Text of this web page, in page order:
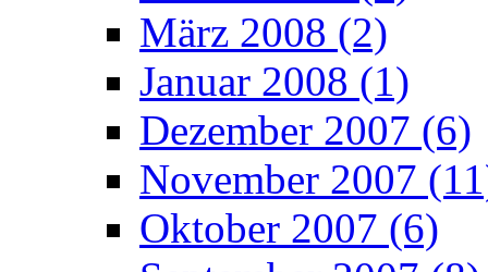
März 2008 (2)
Januar 2008 (1)
Dezember 2007 (6)
November 2007
Oktober 2007 (6)